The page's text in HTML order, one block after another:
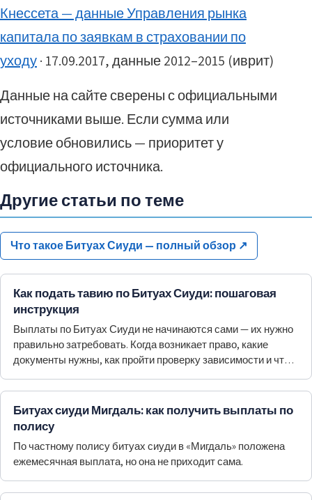
Кнессета — данные Управления рынка
капитала по заявкам в страховании по
уходу· 17.09.2017, данные 2012–2015 (иврит)
Данные на сайте сверены с официальными
источниками выше. Если сумма или
условие обновились — приоритет у
официального источника.
Другие статьи по теме
Что такое Битуах Сиуди — полный обзор ↗
Как подать тавию по Битуах Сиуди: пошаговая
инструкция
Выплаты по Битуах Сиуди не начинаются сами — их нужно
правильно затребовать. Когда возникает право, какие
документы нужны, как пройти проверку зависимости и что
Битуах сиуди Мигдаль: как получить выплаты по
полису
По частному полису битуах сиуди в «Мигдаль» положена
ежемесячная выплата, но она не приходит сама.